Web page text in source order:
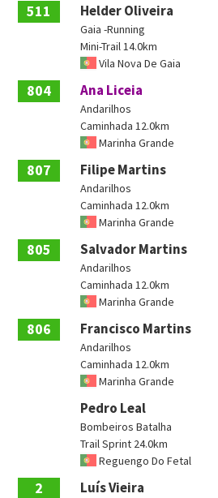
511 Helder Oliveira
Gaia -Running
Mini-Trail 14.0km
Vila Nova De Gaia
804 Ana Liceia
Andarilhos
Caminhada 12.0km
Marinha Grande
807 Filipe Martins
Andarilhos
Caminhada 12.0km
Marinha Grande
805 Salvador Martins
Andarilhos
Caminhada 12.0km
Marinha Grande
806 Francisco Martins
Andarilhos
Caminhada 12.0km
Marinha Grande
Pedro Leal
Bombeiros Batalha
Trail Sprint 24.0km
Reguengo Do Fetal
2 Luís Vieira